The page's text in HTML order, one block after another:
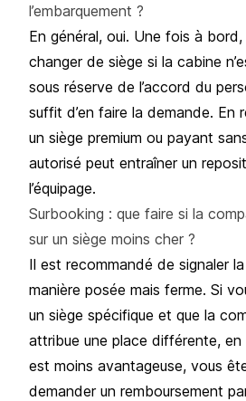
l’embarquement ?
En général, oui. Une fois à
changer de siège si la cabine
sous réserve de l’accord du
suffit d’en faire la demande. En
un siège premium ou payant
autorisé peut entraîner un
l’équipage.
Surbooking : que faire si la
sur un siège moins cher ?
Il est recommandé de signaler
manière posée mais ferme. Si
un siège spécifique et que la
attribue une place différente, en
est moins avantageuse, vous
demander un remboursement